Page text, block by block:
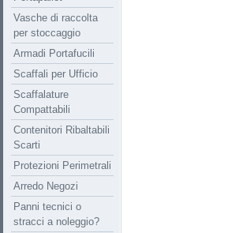
Vasche di raccolta
per stoccaggio
Armadi Portafucili
Scaffali per Ufficio
Scaffalature
Compattabili
Contenitori Ribaltabili
Scarti
Protezioni Perimetrali
Arredo Negozi
Panni tecnici o
stracci a noleggio?